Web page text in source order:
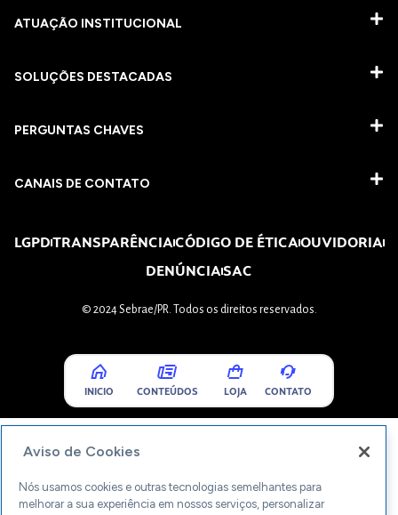
ATUAÇÃO INSTITUCIONAL
SOLUÇÕES DESTACADAS
PERGUNTAS CHAVES​
CANAIS DE CONTATO
LGPDTRANSPARÊNCIACÓDIGO DE ÉTICAOUVIDORIA
DENÚNCIASAC
© 2024 Sebrae/PR. Todos os direitos reservados.
INICIO CONTEÚDOS LOJA CONTATO
Aviso de Cookies
Nós usamos cookies e outras tecnologias semelhantes para
melhorar a sua experiência em nossos serviços, personalizar